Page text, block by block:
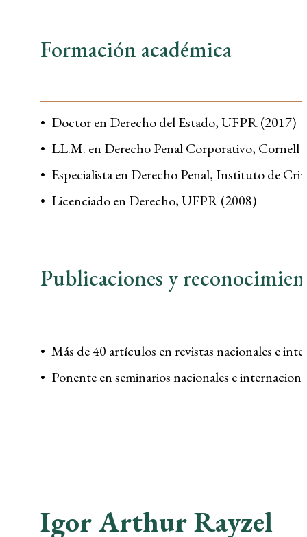
Formación académica
Doctor en Derecho del Estado, UFPR (2017)
LL.M. en Derecho Penal Corporativo, Cornell
Especialista en Derecho Penal, Instituto de
Licenciado en Derecho, UFPR (2008)
Publicaciones y
Más de 40 artículos en revistas nacionales e
Ponente en seminarios nacionales e
Igor Arthur Rayzel